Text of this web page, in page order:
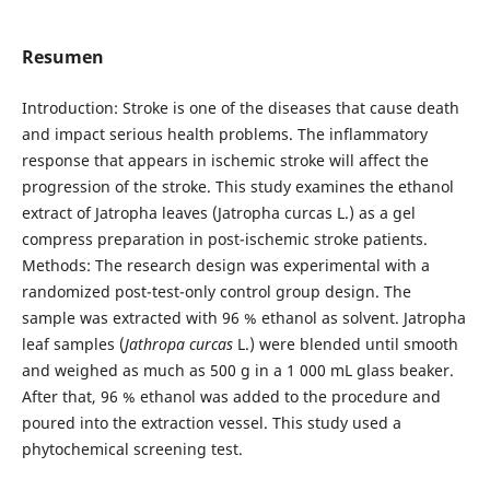
Resumen
Introduction: Stroke is one of the diseases that cause death
and impact serious health problems. The inflammatory
response that appears in ischemic stroke will affect the
progression of the stroke. This study examines the ethanol
extract of Jatropha leaves (Jatropha curcas L.) as a gel
compress preparation in post-ischemic stroke patients.
Methods: The research design was experimental with a
randomized post-test-only control group design. The
sample was extracted with 96 % ethanol as solvent. Jatropha
leaf samples (Jathropa curcasL.) were blended until smooth
and weighed as much as 500 g in a 1 000 mL glass beaker.
After that, 96 % ethanol was added to the procedure and
poured into the extraction vessel. This study used a
phytochemical screening test.